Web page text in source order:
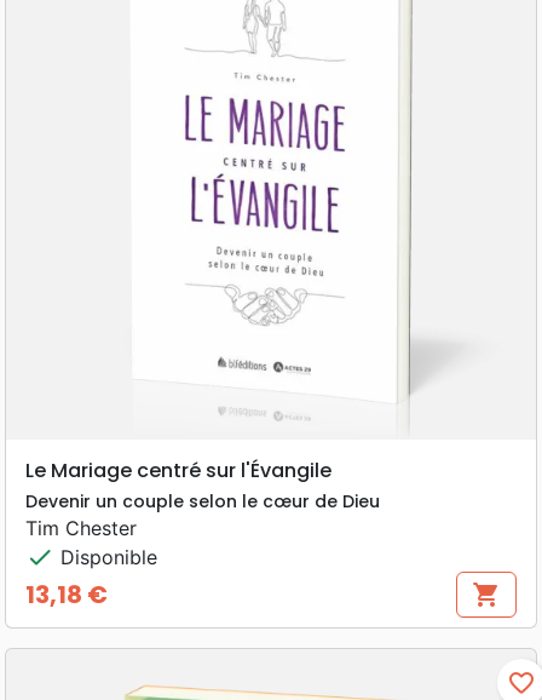
Le Mariage centré sur l'Évangile
Devenir un couple selon le cœur de Dieu
Tim Chester
check Disponible
Prix
13,18 € shopping_cart
favorite_border